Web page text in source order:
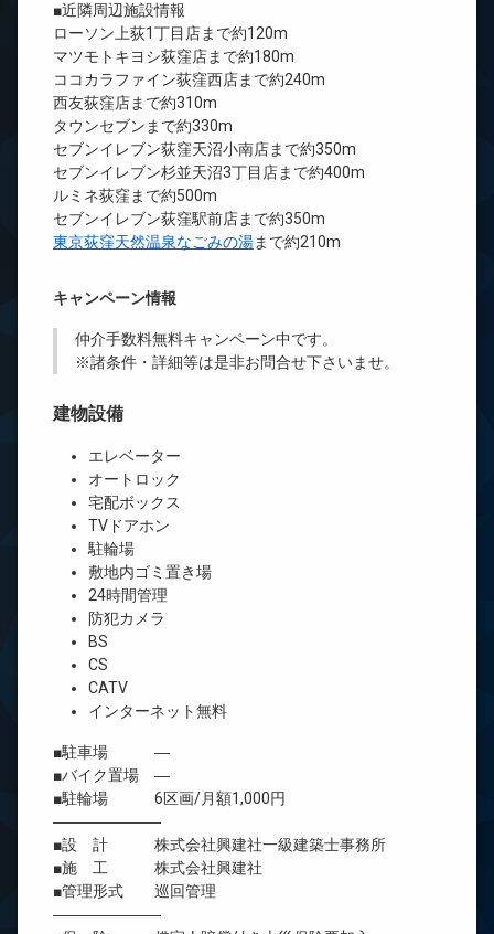
■近隣周辺施設情報
ローソン上荻1丁目店まで約120m
マツモトキヨシ荻窪店まで約180m
ココカラファイン荻窪西店まで約240m
西友荻窪店まで約310m
タウンセブンまで約330m
セブンイレブン荻窪天沼小南店まで約350m
セブンイレブン杉並天沼3丁目店まで約400m
ルミネ荻窪まで約500m
セブンイレブン荻窪駅前店まで約350m
東京荻窪天然温泉なごみの湯まで約210m
キャンペーン情報
仲介手数料無料キャンペーン中です。
※諸条件・詳細等は是非お問合せ下さいませ。
建物設備
エレベーター
オートロック
宅配ボックス
TVドアホン
駐輪場
敷地内ゴミ置き場
24時間管理
防犯カメラ
BS
CS
CATV
インターネット無料
■駐車場 ―
■バイク置場 ―
■駐輪場 6区画/月額1,000円
―――――――
■設 計 株式会社興建社一級建築士事務所
■施 工 株式会社興建社
■管理形式 巡回管理
―――――――